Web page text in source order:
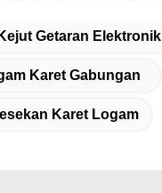
Kejut Getaran Elektronik
Karet Gabungan
Karet Logam